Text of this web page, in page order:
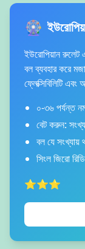
🎡
ইউরোপিয়ান রুলেট
বল ব্যবহার করে
ফ্লেক্সিবিলিটি
০-৩৬ পর্যন্ত
বেট করুন:
বল যে সংখ্যায়
সিংল জিরো
⭐⭐⭐